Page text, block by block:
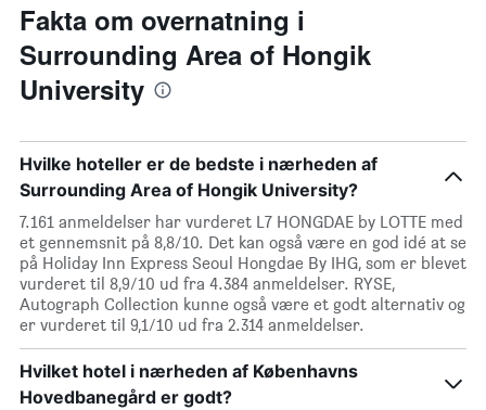
Fakta om overnatning i
Surrounding Area of Hongik
University
Hvilke hoteller er de bedste i nærheden af
Surrounding Area of Hongik University?
7.161 anmeldelser har vurderet L7 HONGDAE by LOTTE med
et gennemsnit på 8,8/10. Det kan også være en god idé at se
på Holiday Inn Express Seoul Hongdae By IHG, som er blevet
vurderet til 8,9/10 ud fra 4.384 anmeldelser. RYSE,
Autograph Collection kunne også være et godt alternativ og
er vurderet til 9,1/10 ud fra 2.314 anmeldelser.
Hvilket hotel i nærheden af Københavns
Hovedbanegård er godt?